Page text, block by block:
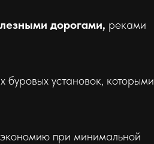
дорогами, реками
установок, которыми
при минимальной